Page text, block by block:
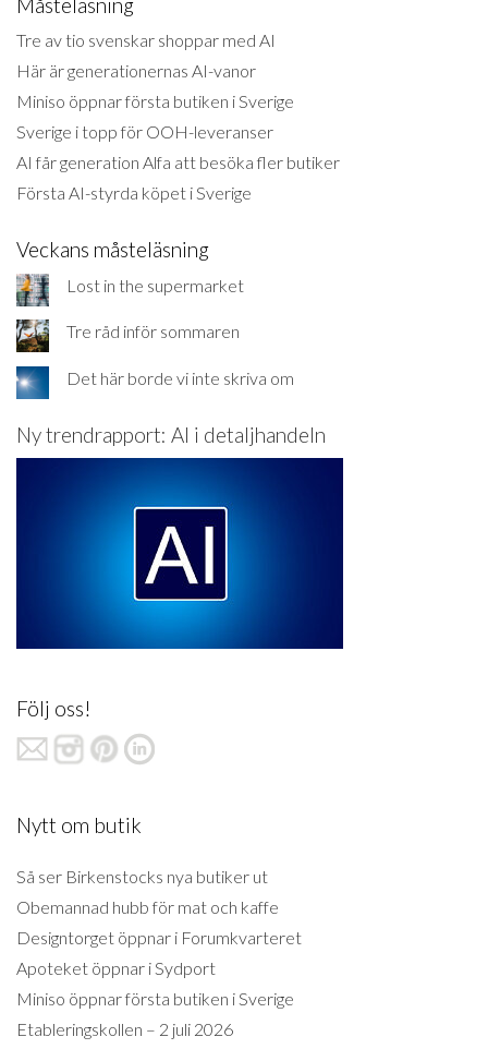
Tre av tio svenskar shoppar med AI
Här är generationernas AI-vanor
Miniso öppnar första butiken i Sverige
Sverige i topp för OOH-leveranser
AI får generation Alfa att besöka fler butiker
Första AI-styrda köpet i Sverige
Veckans måsteläsning
Lost in the supermarket
Tre råd inför sommaren
Det här borde vi inte skriva om
Ny trendrapport: AI i detaljhandeln
Följ oss!
Nytt om butik
Så ser Birkenstocks nya butiker ut
Obemannad hubb för mat och kaffe
Designtorget öppnar i Forumkvarteret
Apoteket öppnar i Sydport
Miniso öppnar första butiken i Sverige
Etableringskollen – 2 juli 2026